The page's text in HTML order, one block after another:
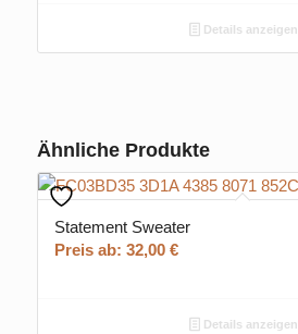
Details anzeigen
Ähnliche Produkte
Statement Sweater
Preis ab: 32,00 €
Details anzeigen